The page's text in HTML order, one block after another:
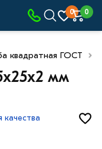
0 0
квадратная ГОСТ
мм
качества